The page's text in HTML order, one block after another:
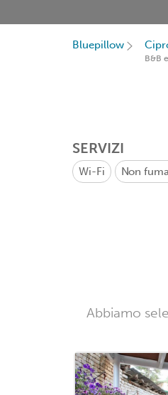
Bluepillow
B&B
SERVIZI
Wi-Fi Non
Abbiamo